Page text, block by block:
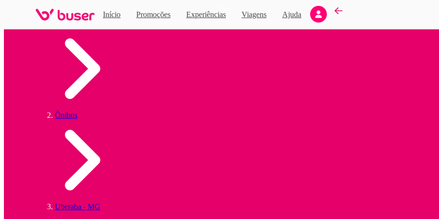
Início Promoções Experiências Viagens Ajuda
Ônibus
Uberaba - MG